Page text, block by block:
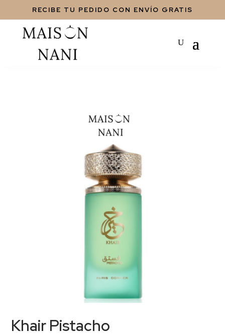
RECIBE TU PEDIDO CON ENVÍO GRATIS
Khair Pistacho